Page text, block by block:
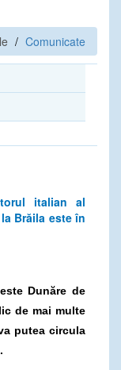
Comunicate
italian al
Brăila este în
Dunăre de
de mai multe
putea circula